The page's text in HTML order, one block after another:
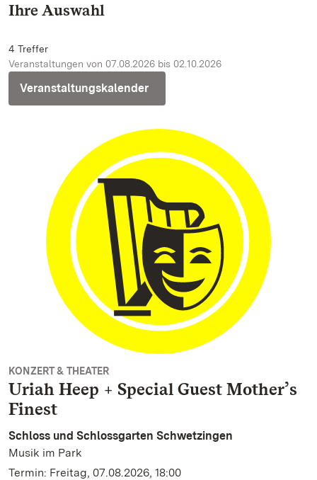
Ihre Auswahl
4 Treffer
Veranstaltungen von 07.08.2026 bis 02.10.2026
Veranstaltungskalender
KONZERT & THEATER
Uriah Heep + Special Guest Mother’s
Finest
Schloss und Schlossgarten Schwetzingen
Musik im Park
Termin: Freitag, 07.08.2026, 18:00